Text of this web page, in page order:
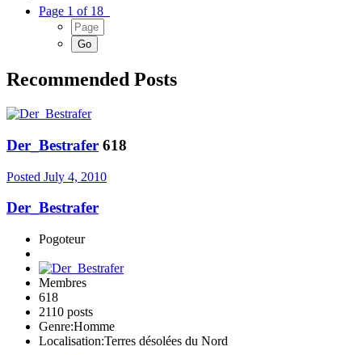
Page 1 of 18
Recommended Posts
Der_Bestrafer 618
Posted July 4, 2010
Der_Bestrafer
Pogoteur
Membres
618
2110 posts
Genre:Homme
Localisation:Terres désolées du Nord